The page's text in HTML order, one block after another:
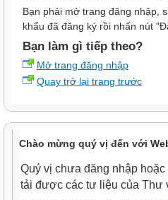
Bạn phải mở trang đăng nhập,
khẩu đã đăng ký rồi nhấn nút
Bạn làm gì tiếp theo?
Mở trang đăng nhập
Quay trở lại trang trước
Chào mừng quý vị đến với
Quý vị chưa đăng nhập
tải được các tư liệu của Thư